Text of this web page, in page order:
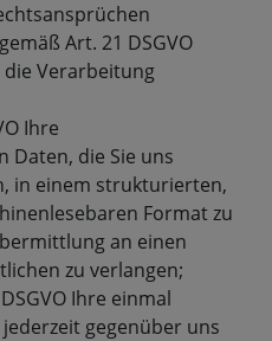
Art. 21 DSGVO
Verarbeitung
Ihre
Daten, die Sie uns
in einem strukturierten,
Format zu
an einen
zu verlangen;
Ihre einmal
gegenüber uns